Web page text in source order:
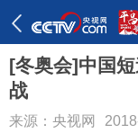
[冬奥会]中国
战
来源：央视网